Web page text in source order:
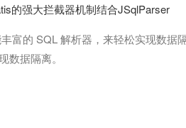
的强大拦截器机制结合JSqlParser
的 SQL 解析器，来轻松实现数据
数据隔离。